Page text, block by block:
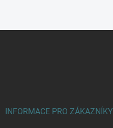
INFORMACE PRO ZÁKAZNÍKY